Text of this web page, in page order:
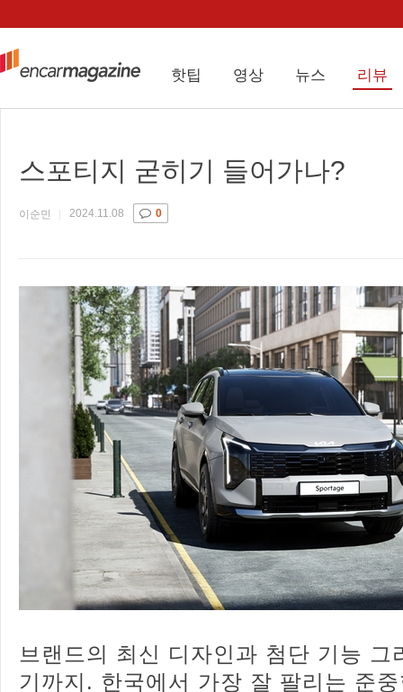
핫팁 영상 뉴스 리뷰
스포티지 굳히기 들어가나?
이순민 2024.11.08 0
브랜드의 최신 디자인과 첨단 기능 그
기까지. 한국에서 가장 잘 팔리는 준